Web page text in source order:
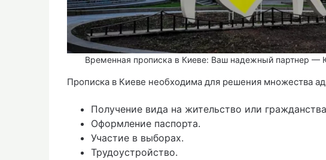
Временная прописка в Киеве: Ваш надежный партнер —
Прописка в Киеве необходима для решения множества
Получение вида на жительство или
Оформление паспорта.
Участие в выборах.
Трудоустройство.